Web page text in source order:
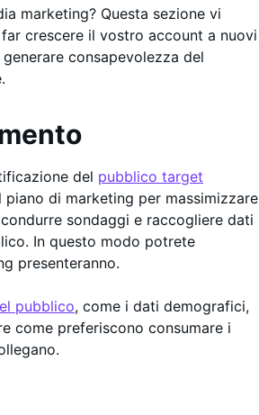
marketing? Questa sezione vi
crescere il vostro account a nuovi
consapevolezza del
del pubblico target
di marketing per massimizzare
sondaggi e raccogliere dati
In questo modo potrete
presenteranno.
pubblico, come i dati demografici,
come preferiscono consumare i